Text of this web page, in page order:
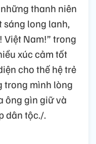
thanh niên
sáng long lanh,
Việt Nam!” trong
xúc cảm tốt
cho thế hệ trẻ
trong mình lòng
ông gìn giữ và
dân tộc./.